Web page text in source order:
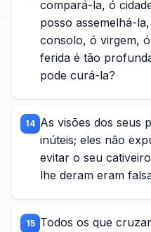
compará-la, ó
posso assemelhá-
consolo, ó virgem,
ferida é tão
pode curá-la?
14 As visões dos seus
inúteis; eles não
evitar o seu
lhe deram eram
15 Todos os que